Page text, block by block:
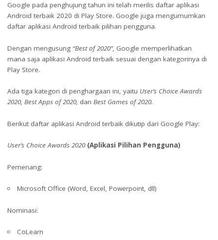
Google pada penghujung tahun ini telah merilis daftar aplikasi
Android terbaik 2020 di Play Store. Google juga mengumumkan
daftar aplikasi Android terbaik pilihan pengguna.
Dengan mengusung “Best of 2020”, Google memperlihatkan
mana saja aplikasi Android terbaik sesuai dengan kategorinya di
Play Store.
Ada tiga kategori di penghargaan ini, yaitu User’s Choice Awards
2020, Best Apps of 2020, dan Best Games of 2020.
Berikut daftar aplikasi Android terbaik dikutip dari Google Play:
User’s Choice Awards 2020(Aplikasi Pilihan Pengguna)
Pemenang:
Microsoft Office (Word, Excel, Powerpoint, dll)
Nominasi:
CoLearn